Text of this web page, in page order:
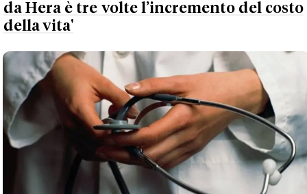
da Hera è tre volte l’incremento del costo
della vita'